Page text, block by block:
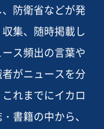
防衛省などが発
集、随時掲載し
ス頻出の言葉や
がニュースを分
れまでにイカロ
書籍の中から、